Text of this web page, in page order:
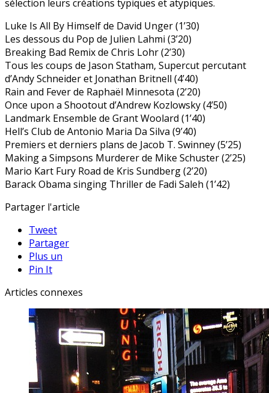
sélection leurs créations typiques et atypiques.
Luke Is All By Himself de David Unger (1’30)
Les dessous du Pop de Julien Lahmi (3’20)
Breaking Bad Remix de Chris Lohr (2’30)
Tous les coups de Jason Statham, Supercut percutant
d’Andy Schneider et Jonathan Britnell (4’40)
Rain and Fever de Raphaël Minnesota (2’20)
Once upon a Shootout d’Andrew Kozlowsky (4’50)
Landmark Ensemble de Grant Woolard (1’40)
Hell’s Club de Antonio Maria Da Silva (9’40)
Premiers et derniers plans de Jacob T. Swinney (5’25)
Making a Simpsons Murderer de Mike Schuster (2’25)
Mario Kart Fury Road de Kris Sundberg (2’20)
Barack Obama singing Thriller de Fadi Saleh (1’42)
Partager l'article
Tweet
Partager
Plus un
Pin It
Articles connexes